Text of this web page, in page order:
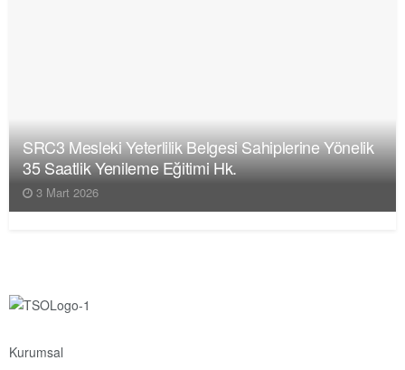
SRC3 Mesleki Yeterlilik Belgesi Sahiplerine Yönelik
35 Saatlik Yenileme Eğitimi Hk.
3 Mart 2026
Kurumsal